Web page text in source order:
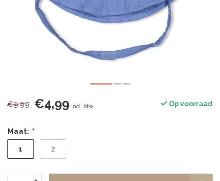
€9,99 €4,99 Incl. btw Op voorraad
Maat: *
1 2